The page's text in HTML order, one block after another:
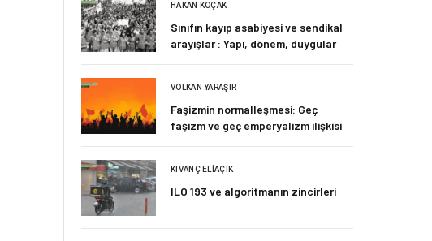
HAKAN KOÇAK
Sınıfın kayıp asabiyesi ve sendikal
arayışlar : Yapı, dönem, duygular
VOLKAN YARAŞIR
Faşizmin normalleşmesi: Geç
faşizm ve geç emperyalizm ilişkisi
KIVANÇ ELIAÇIK
ILO 193 ve algoritmanın zincirleri